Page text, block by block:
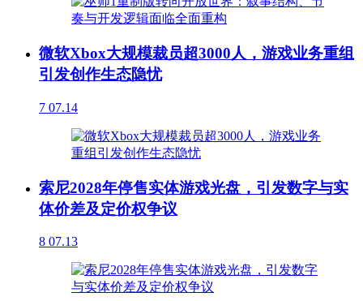
微软Xbox大规模裁员超3000人，游戏业务重组
引发创作生态隐忧
7 07.14
索尼2028年停售实体游戏光盘，引发数字与实
体价差及定价权争议
8 07.13